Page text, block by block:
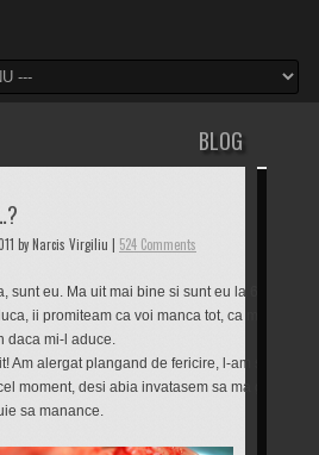
BLOG
by Narcis Virgiliu | 524 Comments
sunt eu. Ma uit mai bine si sunt eu la 6 ani. Ma
ii promiteam ca voi manca tot, ca ma voi
daca mi-l aduce.
Am alergat plangand de fericire, l-am strans la
moment, desi abia invatasem sa ma ghidez
sa manance.